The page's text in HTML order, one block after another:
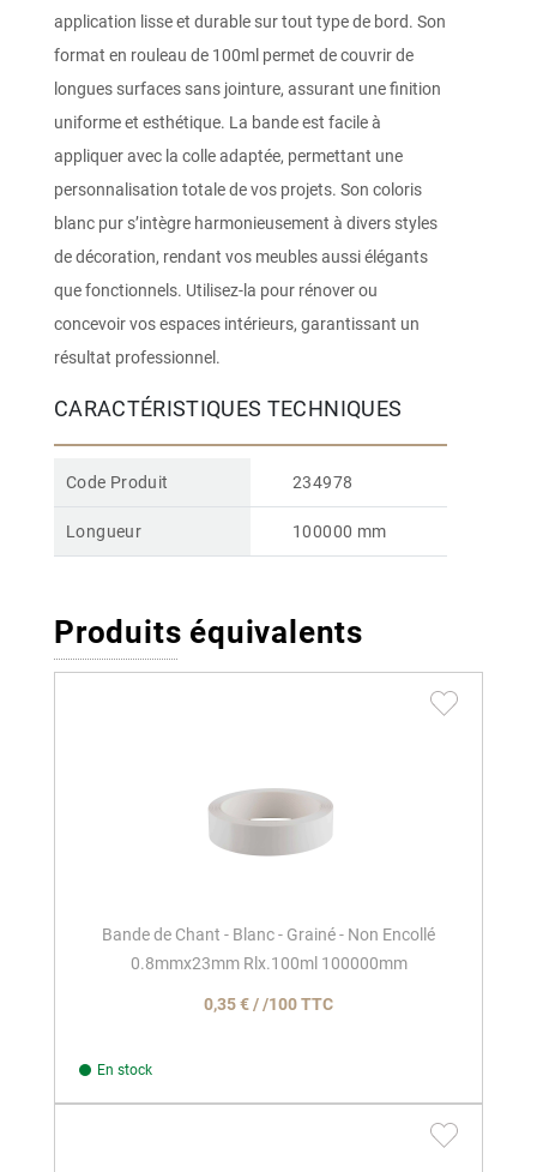
application lisse et durable sur tout type de bord. Son
format en rouleau de 100ml permet de couvrir de
longues surfaces sans jointure, assurant une finition
uniforme et esthétique. La bande est facile à
appliquer avec la colle adaptée, permettant une
personnalisation totale de vos projets. Son coloris
blanc pur s’intègre harmonieusement à divers styles
de décoration, rendant vos meubles aussi élégants
que fonctionnels. Utilisez-la pour rénover ou
concevoir vos espaces intérieurs, garantissant un
résultat professionnel.
CARACTÉRISTIQUES TECHNIQUES
Code Produit 234978
Longueur 100000 mm
Produits équivalents
Bande de Chant - Blanc - Grainé - Non Encollé
0.8mmx23mm Rlx.100ml 100000mm
0,35 € / /100 TTC
En stock